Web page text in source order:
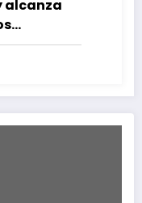
alcanza